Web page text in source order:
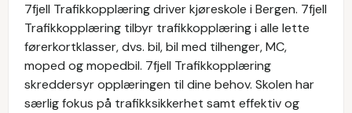
7fjell Trafikkopplæring driver kjøreskole i Bergen. 7fjell
Trafikkopplæring tilbyr trafikkopplæring i alle lette
førerkortklasser, dvs. bil, bil med tilhenger, MC,
moped og mopedbil. 7fjell Trafikkopplæring
skreddersyr opplæringen til dine behov. Skolen har
særlig fokus på trafikksikkerhet samt effektiv og